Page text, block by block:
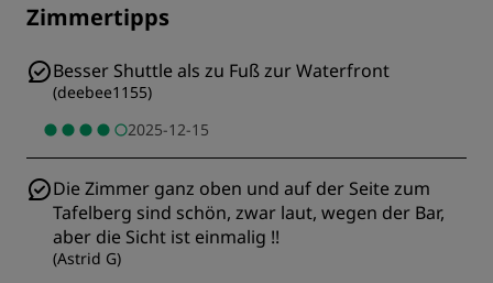
Zimmertipps
Besser Shuttle als zu Fuß zur Waterfront
(deebee1155)
2025-12-15
Die Zimmer ganz oben und auf der Seite zum
Tafelberg sind schön, zwar laut, wegen der Bar,
aber die Sicht ist einmalig !!
(Astrid G)